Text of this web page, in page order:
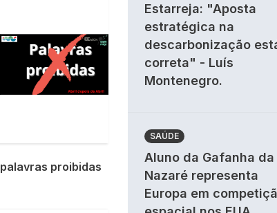
palavras proibidas
Estarreja: "Aposta
estratégica na
descarbonização
correta" - Luís
Montenegro.
SAÚDE
Aluno da Gafanha da
Nazaré representa
Europa em